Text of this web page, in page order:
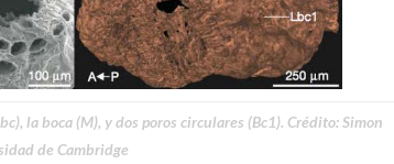
la boca (M), y dos poros circulares (Bc1). Crédito: Simon
de Cambridge